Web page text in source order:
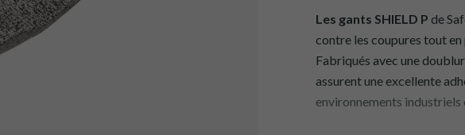
Les gants SHIELD P de
contre les coupures tout
Fabriqués avec une
assurent une excellente
environnements